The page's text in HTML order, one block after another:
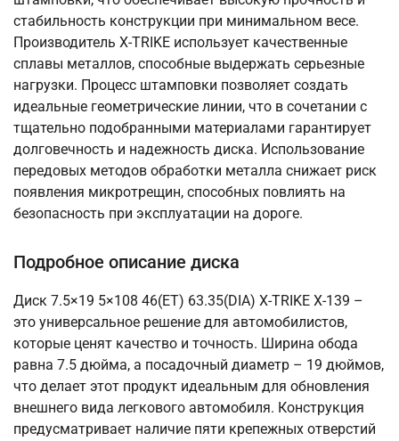
стабильность конструкции при минимальном весе.
Производитель X-TRIKE использует качественные
сплавы металлов, способные выдержать серьезные
нагрузки. Процесс штамповки позволяет создать
идеальные геометрические линии, что в сочетании с
тщательно подобранными материалами гарантирует
долговечность и надежность диска. Использование
передовых методов обработки металла снижает риск
появления микротрещин, способных повлиять на
безопасность при эксплуатации на дороге.
Подробное описание диска
Диск 7.5×19 5×108 46(ET) 63.35(DIA) X-TRIKE X-139 –
это универсальное решение для автомобилистов,
которые ценят качество и точность. Ширина обода
равна 7.5 дюйма, а посадочный диаметр – 19 дюймов,
что делает этот продукт идеальным для обновления
внешнего вида легкового автомобиля. Конструкция
предусматривает наличие пяти крепежных отверстий